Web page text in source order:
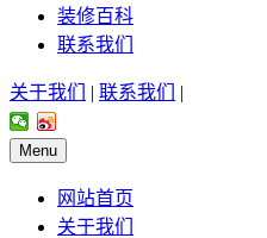
装修百科
联系我们
关于我们 | 联系我们 |
Menu
网站首页
关于我们